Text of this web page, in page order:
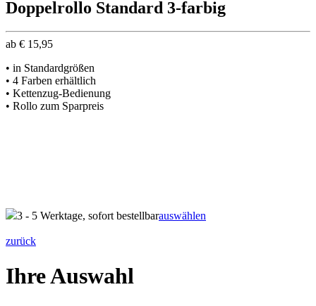
Doppelrollo Standard 3-farbig
ab € 15,95
• in Standardgrößen
• 4 Farben erhältlich
• Kettenzug-Bedienung
• Rollo zum Sparpreis
3 - 5 Werktage, sofort bestellbarauswählen
zurück
Ihre Auswahl